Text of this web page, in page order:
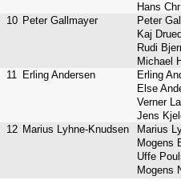
Hans
10 Peter Gallmayer
Peter
Kaj
Rudi
Michael
11
Erling Andersen
Erling
Else
Verner
Jens
12 Marius Lyhne-Knudsen
Marius
Mogens
Uffe
Mogens